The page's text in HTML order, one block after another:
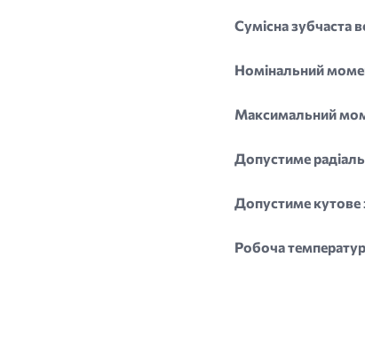
Сумісна зубчаста
Номінальний
Максимальний
Допустиме
Допустиме кутове
Робоча